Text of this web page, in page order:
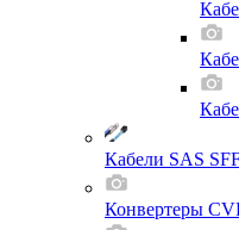
Кабели SAS
Конвертеры